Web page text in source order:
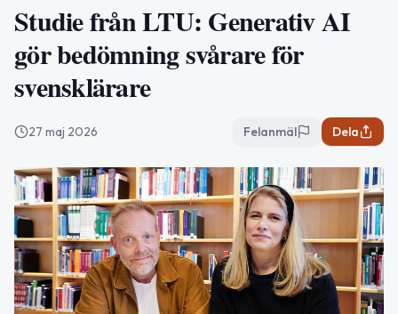
Studie från LTU: Generativ AI
gör bedömning svårare för
svensklärare
27 maj 2026 Felanmäl Dela